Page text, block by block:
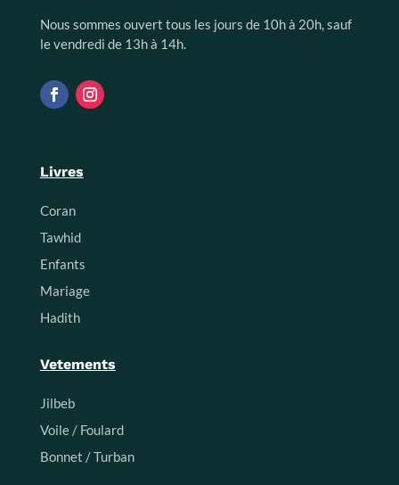
Nous sommes ouvert tous les jours de 10h à 20h, sauf
le vendredi de 13h à 14h.
Livres
Coran
Tawhid
Enfants
Mariage
Hadith
Vetements
Jilbeb
Voile / Foulard
Bonnet / Turban